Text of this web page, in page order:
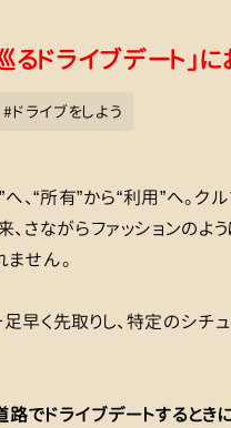
るドライブデート」
#ドライブをしよう
、“所有”から“利用”へ。
、さながらファッションの
せん。
早く先取りし、特定のシ
でドライブデートするとき